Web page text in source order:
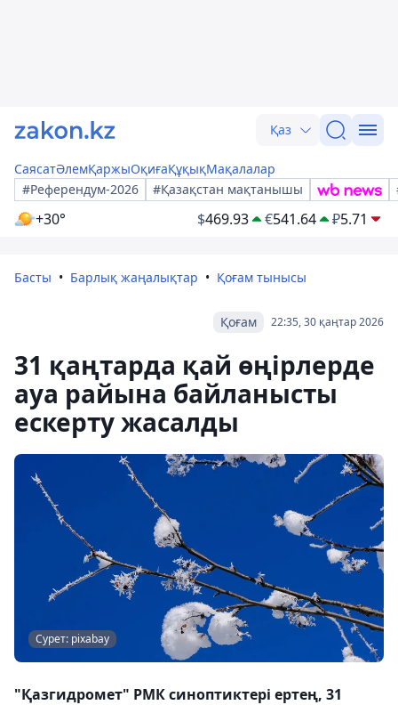
Қаз
СаясатӘлемҚаржыОқиғаҚұқықМақалалар
#Референдум-2026
#Қазақстан мақтанышы
+30° $469.93 €541.64 ₽5.71
Басты Барлық жаңалықтар Қоғам тынысы
22:35, 30 қаңтар 2026
Қоғам
31 қаңтарда қай өңірлерде
ауа райына байланысты
ескерту жасалды
Сурет: pixabay
"Қазгидромет" РМК синоптиктері ертең, 31